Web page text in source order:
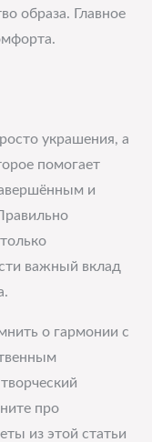
образа. Главное
украшения, а
помогает
и
важный вклад
о гармонии с
про
из этой статьи